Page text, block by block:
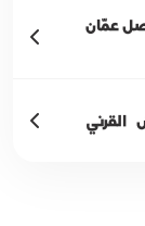
عمّان
القرني